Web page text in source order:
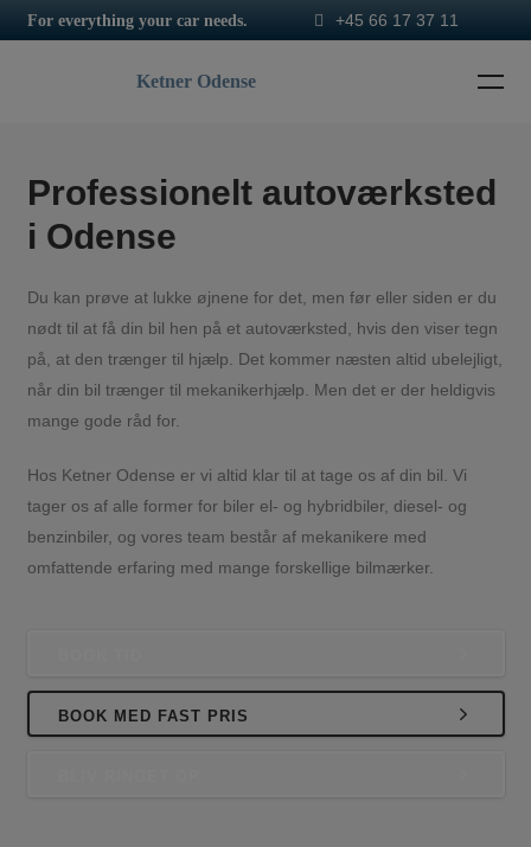
For everything your car needs. +45 66 17 37 11
Ketner Odense
Professionelt autoværksted
i Odense
Du kan prøve at lukke øjnene for det, men før eller siden er du
nødt til at få din bil hen på et autoværksted, hvis den viser tegn
på, at den trænger til hjælp. Det kommer næsten altid ubelejligt,
når din bil trænger til mekanikerhjælp. Men det er der heldigvis
mange gode råd for.
Hos Ketner Odense er vi altid klar til at tage os af din bil. Vi
tager os af alle former for biler el- og hybridbiler, diesel- og
benzinbiler, og vores team består af mekanikere med
omfattende erfaring med mange forskellige bilmærker.
BOOK MED FAST PRIS